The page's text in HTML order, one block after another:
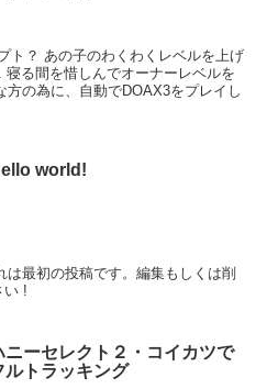
ト？ あの子のわくわくレベルを上げ
る間を惜しんでオーナーレベルを
方の為に、自動でDOAX3をプレイし
world!
は最初の投稿です。編集もしくは削
い !
ニーセレクト２・コイカツで
ルトラッキング